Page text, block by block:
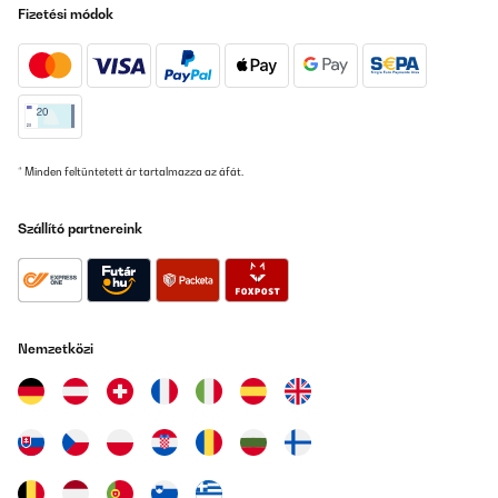
Utilisateur d'Amazon
Fordítsd le
molto soddisfatto
Utente Amazon
Rahmen Gerne wieder
Amazon-Benutzer
Fizetési módok
* Minden feltüntetett ár tartalmazza az áfát.
Szállító partnereink
Nemzetközi